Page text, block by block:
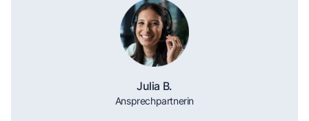
Julia B.
Ansprechpartnerin